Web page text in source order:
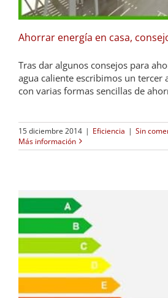
Ahorrar energía en casa,
Tras dar algunos consejos para
agua caliente escribimos un tercer
con varias formas sencillas de
15 diciembre 2014 | Eficiencia | Sin
Más información